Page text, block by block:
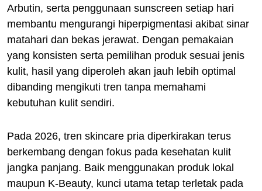
Arbutin, serta penggunaan sunscreen setiap hari
membantu mengurangi hiperpigmentasi akibat sinar
matahari dan bekas jerawat. Dengan pemakaian
yang konsisten serta pemilihan produk sesuai jenis
kulit, hasil yang diperoleh akan jauh lebih optimal
dibanding mengikuti tren tanpa memahami
kebutuhan kulit sendiri.
Pada 2026, tren skincare pria diperkirakan terus
berkembang dengan fokus pada kesehatan kulit
jangka panjang. Baik menggunakan produk lokal
maupun K-Beauty, kunci utama tetap terletak pada